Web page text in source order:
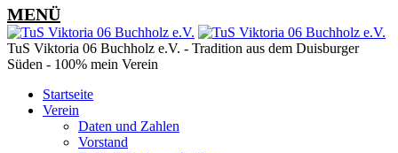
MENÜ
TuS Viktoria 06 Buchholz e.V. - Tradition aus dem Duisburger
Süden - 100% mein Verein
Startseite
Verein
Daten und Zahlen
Vorstand